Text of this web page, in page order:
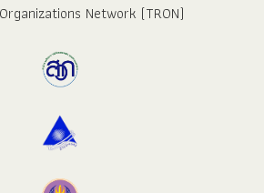
Network (TRON)